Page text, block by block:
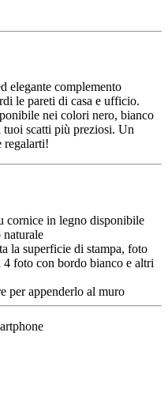
elegante complemento
le pareti di casa e ufficio.
nei colori nero, bianco
tuoi scatti più preziosi. Un
regalarti!
cornice in legno disponibile
la superficie di stampa, foto
foto con bordo bianco e altri
per appenderlo al muro